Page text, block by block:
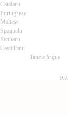
Catalanu
Purtughese
Maltese
Spagnolu
Sicilianu
Castillianu
Tutte e lingue